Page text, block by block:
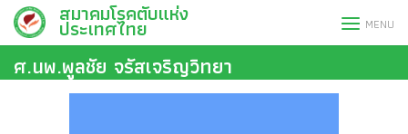
Skip
content
สมาคมโรคตับแห่ง
ประเทศไทย MENU
ศ.นพ.พูลชัย จรัสเจริญวิทยา